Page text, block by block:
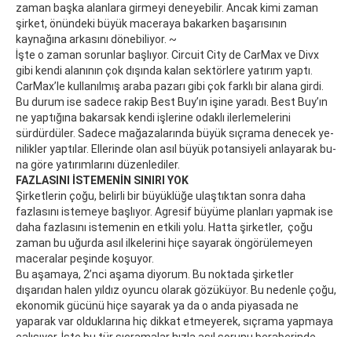
zaman başka alanlara girmeyi deneyebilir. Ancak kimi zaman
şirket, önündeki büyük maceraya bakarken başarısının
kaynağına arkasını dönebiliyor. ~
İşte o zaman sorunlar başlıyor. Circuit City de CarMax ve Divx
gibi kendi alanının çok dışında kalan sektörlere yatırım yaptı.
CarMax’le kullanılmış araba pazarı gibi çok farklı bir alana girdi.
Bu durum ise sadece rakip Best Buy’ın işine yaradı. Best Buy’ın
ne yaptığına bakarsak kendi işlerine odaklı ilerlemelerini
sürdürdüler. Sa­de­ce ma­ğa­za­la­rın­da bü­yük sıç­ra­ma de­ne­cek ye­
ni­lik­ler yap­tı­lar. El­le­rin­de olan asıl bü­yük po­tan­si­ye­li an­la­ya­rak bu­
na gö­re ya­tırım­la­rını dü­zen­le­di­ler.
FAZLASINI İSTEMENİN SINIRI YOK
Şirketlerin çoğu, belirli bir büyüklüğe ulaştıktan sonra daha
fazlasını istemeye başlıyor. Agresif büyüme planları yapmak ise
daha fazlasını istemenin en etkili yolu. Hatta şirketler, çoğu
zaman bu uğurda asıl ilkelerini hiçe sayarak öngörülemeyen
maceralar peşinde koşuyor.
Bu aşamaya, 2’nci aşama diyorum. Bu noktada şirketler
dışarıdan halen yıldız oyuncu olarak gözüküyor. Bu nedenle çoğu,
ekonomik gücünü hiçe sayarak ya da o anda piyasada ne
yaparak var olduklarına hiç dikkat etmeyerek, sıçrama yapmaya